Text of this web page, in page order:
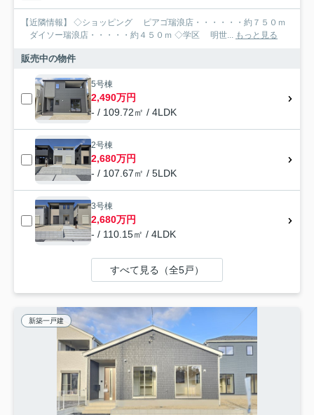
【近隣情報】 ◇ショッピング ピアゴ瑞浪店・・・・・・約７５０ｍ
ダイソー瑞浪店・・・・・約４５０ｍ ◇学区 明世... もっと見る
販売中の物件
5号棟
2,490万円
- / 109.72㎡ / 4LDK
2号棟
2,680万円
- / 107.67㎡ / 5LDK
3号棟
2,680万円
- / 110.15㎡ / 4LDK
すべて見る（全5戸）
新築一戸建